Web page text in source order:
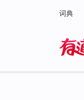
词典